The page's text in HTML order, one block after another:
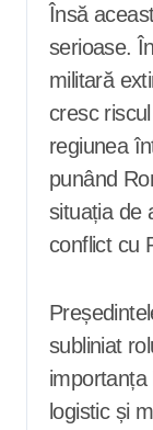
Însă
serioase.
militară
cresc
regiunea
punând
situația de
conflict cu
subliniat
importanța
logistic și